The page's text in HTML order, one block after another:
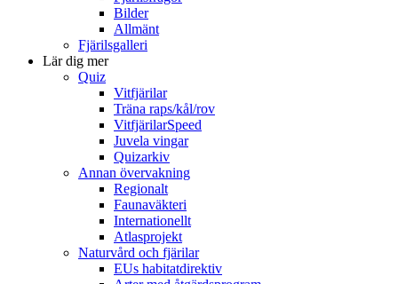
Bilder
Allmänt
Fjärilsgalleri
Lär dig mer
Quiz
Vitfjärilar
Träna raps/kål/rov
VitfjärilarSpeed
Juvela vingar
Quizarkiv
Annan övervakning
Regionalt
Faunaväkteri
Internationellt
Atlasprojekt
Naturvård och fjärilar
EUs habitatdirektiv